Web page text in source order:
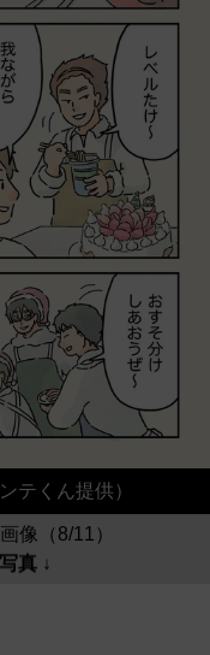
テくん提供）
像（8/11）
真 ↓